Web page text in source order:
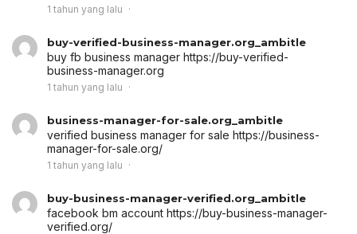
1 tahun yang lalu
buy-verified-business-manager.org_ambitle
buy fb business manager https://buy-verified-
business-manager.org
1 tahun yang lalu
business-manager-for-sale.org_ambitle
verified business manager for sale https://business-
manager-for-sale.org/
1 tahun yang lalu
buy-business-manager-verified.org_ambitle
facebook bm account https://buy-business-manager-
verified.org/